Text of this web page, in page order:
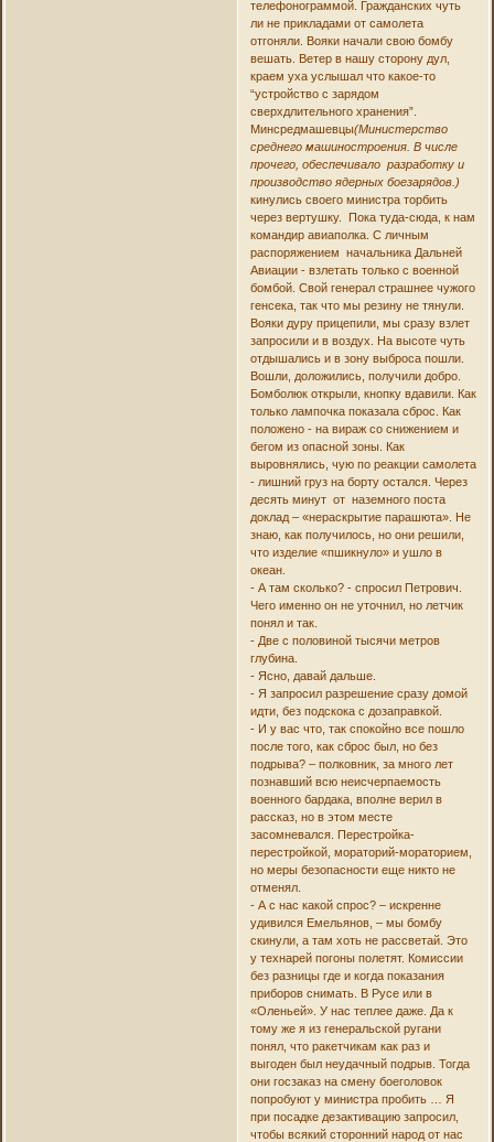
телефонограммой. Гражданских чуть
ли не прикладами от самолета
отгоняли. Вояки начали свою бомбу
вешать. Ветер в нашу сторону дул,
краем уха услышал что какое-то
“устройство с зарядом
сверхдлительного хранения”.
Минсредмашевцы(Министерство
среднего машиностроения. В числе
прочего, обеспечивало разработку и
производство ядерных боезарядов.)
кинулись своего министра торбить
через вертушку. Пока туда-сюда, к нам
командир авиаполка. С личным
распоряжением начальника Дальней
Авиации - взлетать только с военной
бомбой. Свой генерал страшнее чужого
генсека, так что мы резину не тянули.
Вояки дуру прицепили, мы сразу взлет
запросили и в воздух. На высоте чуть
отдышались и в зону выброса пошли.
Вошли, доложились, получили добро.
Бомболюк открыли, кнопку вдавили. Как
только лампочка показала сброс. Как
положено - на вираж со снижением и
бегом из опасной зоны. Как
выровнялись, чую по реакции самолета
- лишний груз на борту остался. Через
десять минут от наземного поста
доклад – «нераскрытие парашюта». Не
знаю, как получилось, но они решили,
что изделие «пшикнуло» и ушло в
океан.
- А там сколько? - спросил Петрович.
Чего именно он не уточнил, но летчик
понял и так.
- Две с половиной тысячи метров
глубина.
- Ясно, давай дальше.
- Я запросил разрешение сразу домой
идти, без подскока с дозаправкой.
- И у вас что, так спокойно все пошло
после того, как сброс был, но без
подрыва? – полковник, за много лет
познавший всю неисчерпаемость
военного бардака, вполне верил в
рассказ, но в этом месте
засомневался. Перестройка-
перестройкой, мораторий-мораторием,
но меры безопасности еще никто не
отменял.
- А с нас какой спрос? – искренне
удивился Емельянов, – мы бомбу
скинули, а там хоть не рассветай. Это
у технарей погоны полетят. Комиссии
без разницы где и когда показания
приборов снимать. В Русе или в
«Оленьей». У нас теплее даже. Да к
тому же я из генеральской ругани
понял, что ракетчикам как раз и
выгоден был неудачный подрыв. Тогда
они госзаказ на смену боеголовок
попробуют у министра пробить … Я
при посадке дезактивацию запросил,
чтобы всякий сторонний народ от нас